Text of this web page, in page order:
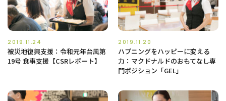
2019.11.24
被災地復興支援：令和元年台風第
19号 食事支援【CSRレポート】
2019.11.20
ハプニングをハッピーに変える
力：マクドナルドのおもてなし専
門ポジション「GEL」